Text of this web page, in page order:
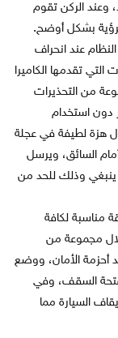
وعند الركن تقوم
بشكل أوضح.
عند انحراف
تقدمها الكاميرا
مجموعة من التحذيرات
دون استخدام
هزة لطيفة في عجلة
السائق، ويرسل
ينبغي وذلك للحد من
مناسبة لكافة
مجموعة من
أحزمة الأمان، ووضع
السقف، وفي
السيارة مما